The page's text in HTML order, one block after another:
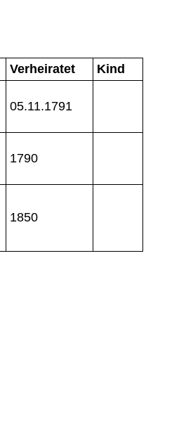
Verheiratet
Kind
05.11.1791
1790
1850